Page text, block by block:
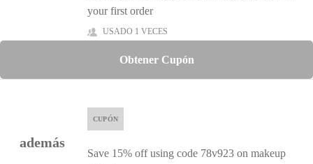
your first order
USADO 1 VECES
Obtener Cupón
además
CUPÓN
Save 15% off using code 78v923 on makeup